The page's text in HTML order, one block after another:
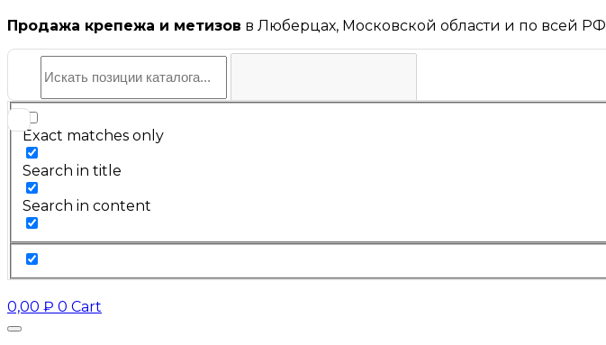
Продажа крепежа и метизов в Люберцах, Московской области и по всей РФ
Exact matches only
Search in title
Search in content
0,00 ₽ 0 Cart